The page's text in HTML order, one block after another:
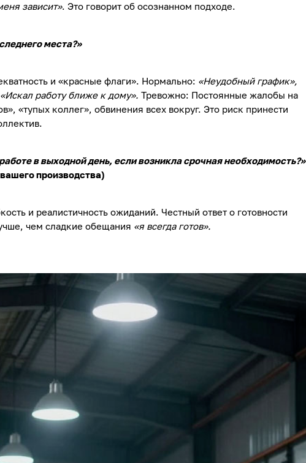
зависит». Это говорит об осознанном подходе.
места?»
и «красные флаги». Нормально: «Неудобный график»,
работу ближе к дому». Тревожно: Постоянные жалобы на
«тупых коллег», обвинения всех вокруг. Это риск принести
в выходной день, если возникла срочная необходимость?»
производства)
и реалистичность ожиданий. Честный ответ о готовности
чем сладкие обещания «я всегда готов».